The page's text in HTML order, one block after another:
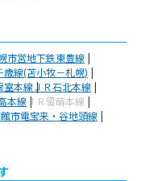
市営地下鉄東豊線
歳線(苫小牧－札幌)
室本線ＪＲ石北本線
本線 ＪＲ留萌本線
市電宝来・谷地頭線